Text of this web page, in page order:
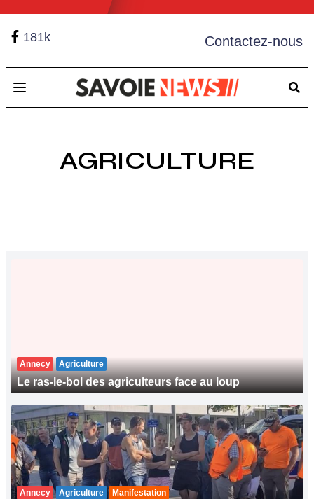
181k Contactez-nous
Open main menu
AGRICULTURE
Annecy Agriculture
Le ras-le-bol des agriculteurs face au loup
Annecy Agriculture Manifestation